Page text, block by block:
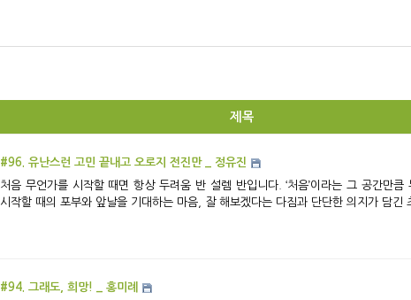
제목
#96. 유난스런 고민 끝내고 오로지 전진만 _ 정유진
처음 무언가를 시작할 때면 항상 두려움 반 설렘 반입니다. ‘처음’이라는 그 공간만
시작할 때의 포부와 앞날을 기대하는 마음, 잘 해보겠다는 다짐과 단단한 의지가 담긴
#94. 그래도, 희망! _ 홍미례